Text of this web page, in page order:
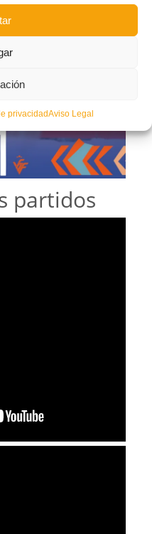
privacidadAviso Legal
partidos